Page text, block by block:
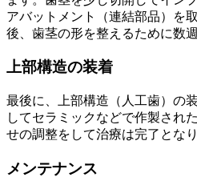
アバットメント（連結部品）を
後、歯茎の形を整えるために数
上部構造の装着
最後に、上部構造（人工歯）の
してセラミックなどで作製され
せの調整をして治療は完了となり
メンテナンス